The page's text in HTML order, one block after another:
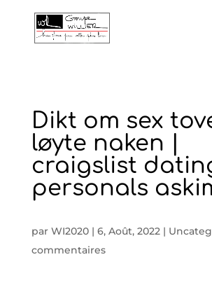
Dikt om sex
løyte naken |
craigslist
personals
par WI2020| 6, Août, 2022|
commentaires